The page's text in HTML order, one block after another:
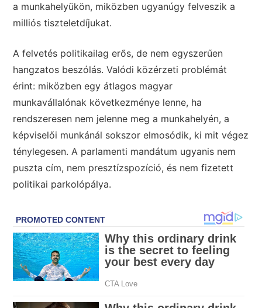
a munkahelyükön, miközben ugyanúgy felveszik a
milliós tiszteletdíjukat.
A felvetés politikailag erős, de nem egyszerűen
hangzatos beszólás. Valódi közérzeti problémát
érint: miközben egy átlagos magyar
munkavállalónak következménye lenne, ha
rendszeresen nem jelenne meg a munkahelyén, a
képviselői munkánál sokszor elmosódik, ki mit végez
ténylegesen. A parlamenti mandátum ugyanis nem
puszta cím, nem presztízspozíció, és nem fizetett
politikai parkolópálya.